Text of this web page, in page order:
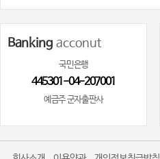
Banking acconut
국민은행
445301-04-207001
예금주 군자출판사